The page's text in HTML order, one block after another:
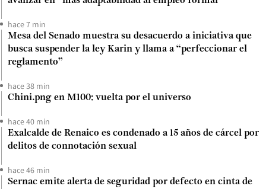
hace 7 min
Mesa del Senado muestra su desacuerdo a iniciativa que
busca suspender la ley Karin y llama a “perfeccionar el
reglamento”
hace 38 min
Chini.png en M100: vuelta por el universo
hace 40 min
Exalcalde de Renaico es condenado a 15 años de cárcel por
delitos de connotación sexual
hace 46 min
Sernac emite alerta de seguridad por defecto en cinta de